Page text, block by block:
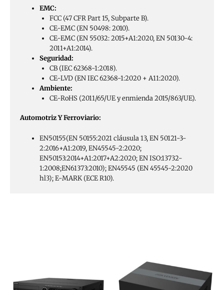
EMC:
FCC (47 CFR Part 15, Subparte B).
CE-EMC (EN 50498: 2010).
CE-EMC (EN 55032: 2015+A1:2020, EN 50130-4:
2011+A1:2014).
Seguridad:
CB (IEC 62368-1:2018).
CE-LVD (EN IEC 62368-1:2020 + A11:2020).
Ambiente:
CE-RoHS (2011/65/UE y enmienda 2015/863/UE).
Automotriz Y Ferroviario:
EN50155(EN 50155:2021 cláusula 13, EN 50121-3-
2:2016+A1:2019, EN45545-2:2020;
EN50153:2014+A1:2017+A2:2020; EN ISO:13732-
1:2008;EN61373:2010); EN45545 (EN 45545-2:2020
hl3); E-MARK (ECE R10).